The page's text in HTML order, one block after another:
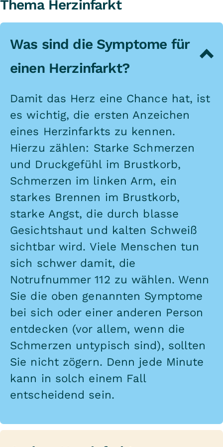
Thema Herzinfarkt
Was sind die Symptome für
einen Herzinfarkt?
Damit das Herz eine Chance hat, ist
es wichtig, die ersten Anzeichen
eines Herzinfarkts zu kennen.
Hierzu zählen: Starke Schmerzen
und Druckgefühl im Brustkorb,
Schmerzen im linken Arm, ein
starkes Brennen im Brustkorb,
starke Angst, die durch blasse
Gesichtshaut und kalten Schweiß
sichtbar wird. Viele Menschen tun
sich schwer damit, die
Notrufnummer 112 zu wählen. Wenn
Sie die oben genannten Symptome
bei sich oder einer anderen Person
entdecken (vor allem, wenn die
Schmerzen untypisch sind), sollten
Sie nicht zögern. Denn jede Minute
kann in solch einem Fall
entscheidend sein.